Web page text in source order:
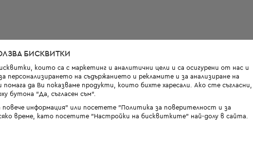
БИСКВИТКИ
които са с маркетинг и аналитични цели и са осигурени от нас и
на съдържанието и рекламите и за анализиране на
да Ви показваме продукти, които бихте харесали. Ако сте съгласни,
бутона “Да, съгласен съм“.
информация" или посетете "Политика за поверителност и за
време, като посетите "Настройки на бисквитките" най-долу в сайта.